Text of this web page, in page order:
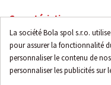
La société Bola spol s.r.o.
pour assurer la fonctionnalité
personnaliser le contenu de
personnaliser les publicités sur
Caractéristiques
alimentation par
durée de vie de 10
installation au